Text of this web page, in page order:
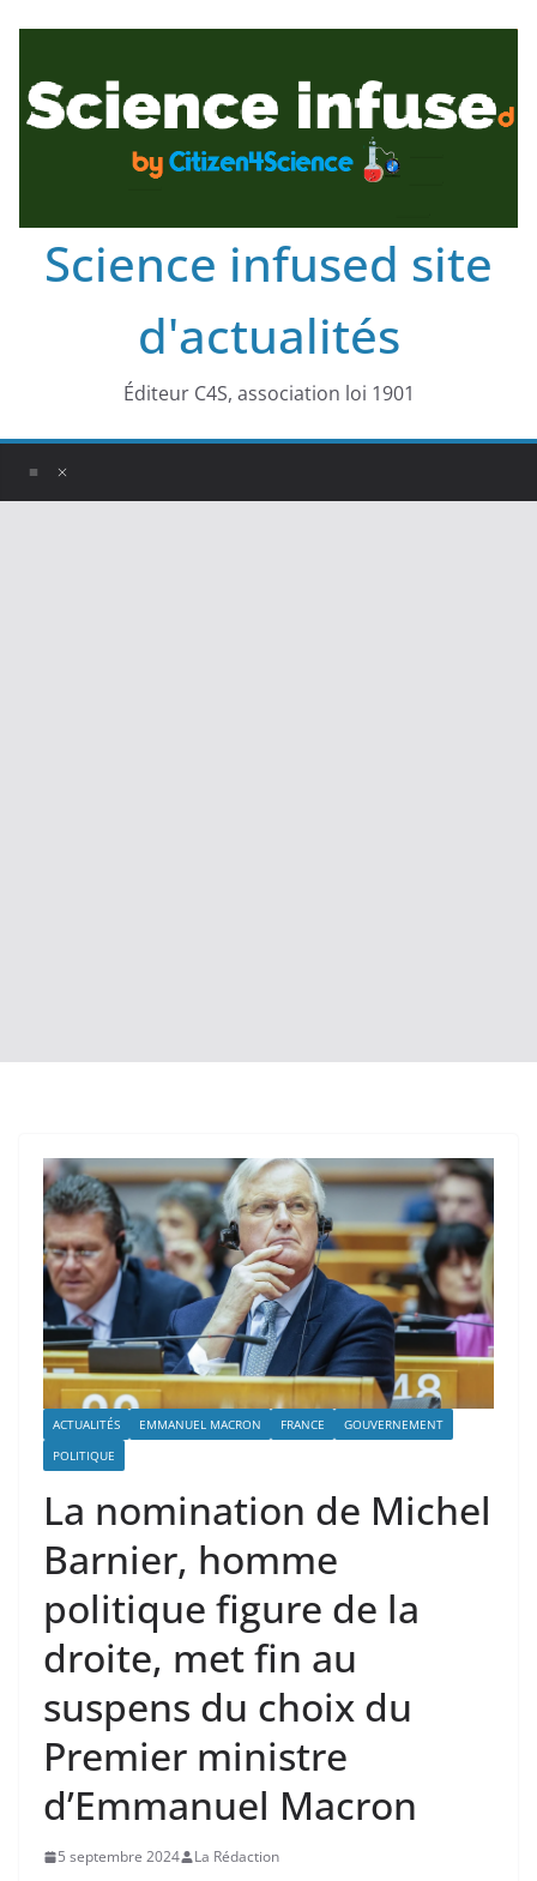
Science infused site
d'actualités
Éditeur C4S, association loi 1901
ACTUALITÉS EMMANUEL MACRON FRANCE
GOUVERNEMENT
POLITIQUE
La nomination de Michel
Barnier, homme
politique figure de la
droite, met fin au
suspens du choix du
Premier ministre
d’Emmanuel Macron
5 septembre 2024 La Rédaction